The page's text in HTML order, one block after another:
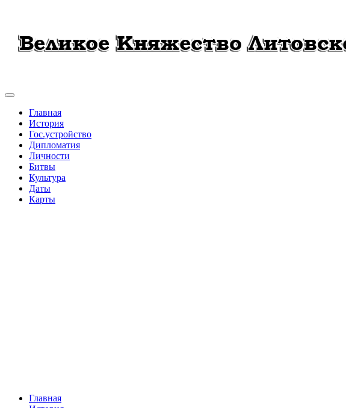
Главная
История
Гос.устройство
Дипломатия
Личности
Битвы
Культура
Даты
Карты
Главная